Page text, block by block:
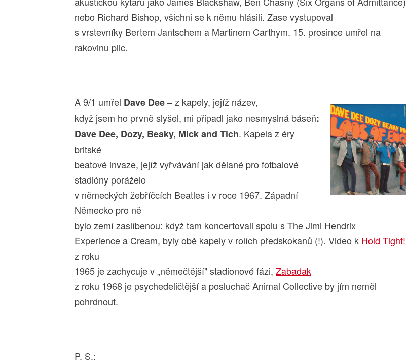
nebo Richard Bishop, všichni se k němu hlásili. Zase vystupoval
s vrstevníky Bertem Jantschem a Martinem Carthym. 15. prosince umřel na
rakovinu plic.
A 9/1 umřel Dave Dee– z kapely, jejíž název,
když jsem ho prvně slyšel, mi připadl jako nesmyslná báseň:
Dave Dee, Dozy, Beaky, Mick and Tich. Kapela z éry
britské
beatové invaze, jejíž vyřvávání jak dělané pro fotbalové
stadióny poráželo
v německých žebříčcích Beatles i v roce 1967. Západní
Německo pro ně
bylo zemí zaslíbenou: když tam koncertovali spolu s The Jimi Hendrix
Experience a Cream, byly obě kapely v rolích předskokanů (!). Video k Hold Tight!
z roku
1965 je zachycuje v „němečtější" stadionové fázi, Zabadak
z roku 1968 je psychedeličtější a posluchač Animal Collective by jím neměl
pohrdnout.
P. S.: